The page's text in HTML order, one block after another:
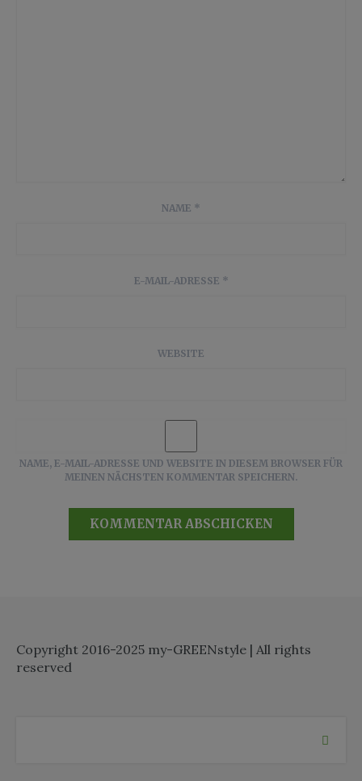
NAME *
E-MAIL-ADRESSE *
WEBSITE
NAME, E-MAIL-ADRESSE UND WEBSITE IN DIESEM BROWSER FÜR
MEINEN NÄCHSTEN KOMMENTAR SPEICHERN.
Copyright 2016-2025 my-GREENstyle | All rights
reserved